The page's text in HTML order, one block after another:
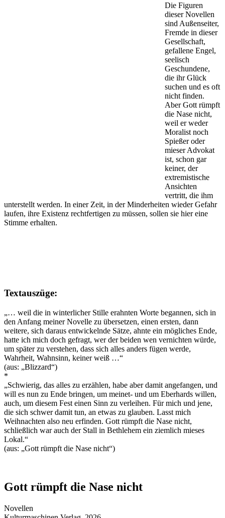
Die Figuren
dieser Novellen
sind Außenseiter,
Fremde in dieser
Gesellschaft,
gefallene Engel,
seelisch
Geschundene,
die ihr Glück
suchen und es oft
nicht finden.
Aber Gott rümpft
die Nase nicht,
weil er weder
Moralist noch
Spießer oder
mieser Advokat
ist, schon gar
keiner, der
extremistische
Ansichten
vertritt, die ihm
unterstellt werden. In einer Zeit, in der Minderheiten wieder Gefahr
laufen, ihre Existenz rechtfertigen zu müssen, sollen sie hier eine
Stimme erhalten.
Textauszüge:
„… weil die in winterlicher Stille erahnten Worte begannen, sich in
den Anfang meiner Novelle zu übersetzen, einen ersten, dann
weitere, sich daraus entwickelnde Sätze, ahnte ein mögliches Ende,
hatte ich mich doch gefragt, wer der beiden wen vernichten würde,
um später zu verstehen, dass sich alles anders fügen werde,
Wahrheit, Wahnsinn, keiner weiß …“
(aus: „Blizzard“)
*
„Schwierig, das alles zu erzählen, habe aber damit angefangen, und
will es nun zu Ende bringen, um meinet- und um Eberhards willen,
auch, um diesem Fest einen Sinn zu verleihen. Für mich und jene,
die sich schwer damit tun, an etwas zu glauben. Lasst mich
Weihnachten also neu erfinden. Gott rümpft die Nase nicht,
schließlich war auch der Stall in Bethlehem ein ziemlich mieses
Lokal.“
(aus: „Gott rümpft die Nase nicht“)
Gott rümpft die Nase nicht
Novellen